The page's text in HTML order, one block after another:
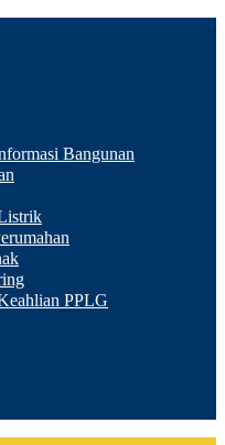
Bangunan
PPLG